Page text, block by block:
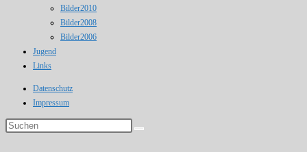
Bilder2010
Bilder2008
Bilder2006
Jugend
Links
Datenschutz
Impressum
Diese
Website